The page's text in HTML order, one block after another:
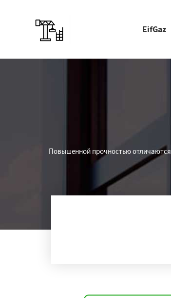
EifGaz
Повышенной прочностью отличаются